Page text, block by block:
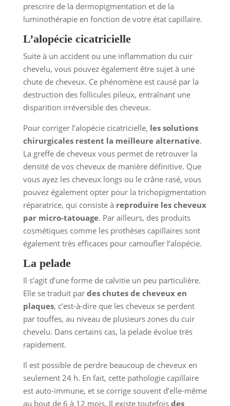
prescrire de la dermopigmentation et de la
luminothérapie en fonction de votre état capillaire.
L’alopécie cicatricielle
Suite à un accident ou une inflammation du cuir
chevelu, vous pouvez également être sujet à une
chute de cheveux. Ce phénomène est causé par la
destruction des follicules pileux, entraînant une
disparition irréversible des cheveux.
Pour corriger l’alopécie cicatricielle, les solutions
chirurgicales restent la meilleure alternative.
La greffe de cheveux vous permet de retrouver la
densité de vos cheveux de manière définitive. Que
vous ayez les cheveux longs ou le crâne rasé, vous
pouvez également opter pour la trichopigmentation
réparatrice, qui consiste à reproduire les cheveux
par micro-tatouage. Par ailleurs, des produits
cosmétiques comme les prothèses capillaires sont
également très efficaces pour camoufler l’alopécie.
La pelade
Il s’agit d’une forme de calvitie un peu particulière.
Elle se traduit par des chutes de cheveux en
plaques, c’est-à-dire que les cheveux se perdent
par touffes, au niveau de plusieurs zones du cuir
chevelu. Dans certains cas, la pelade évolue très
rapidement.
Il est possible de perdre beaucoup de cheveux en
seulement 24 h. En fait, cette pathologie capillaire
est auto-immune, et se corrige souvent d’elle-même
au bout de 6 à 12 mois. Il existe toutefois des